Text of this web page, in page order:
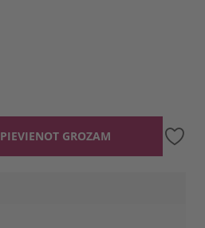
PIEVIENOT GROZAM